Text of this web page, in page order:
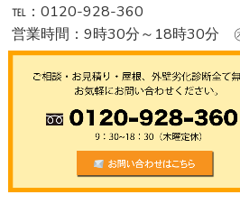
℡：0120-928-360
営業時間：9時30分～18時30分